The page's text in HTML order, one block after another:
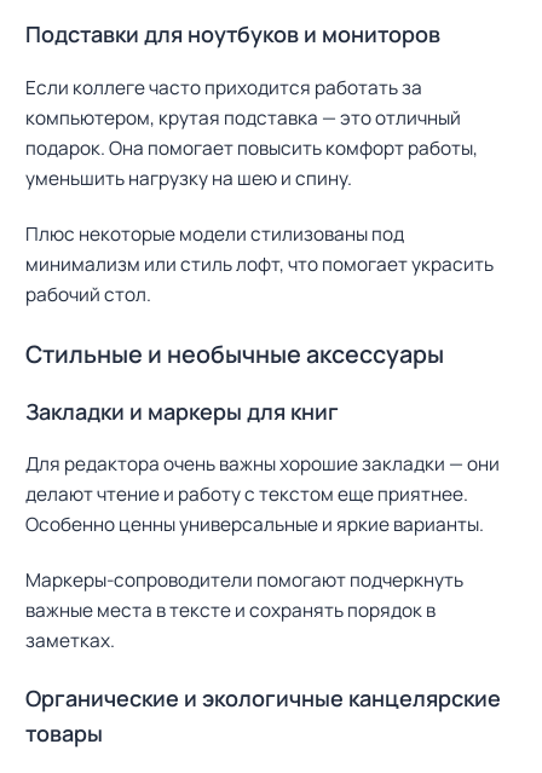
Подставки для ноутбуков и мониторов
Если коллеге часто приходится работать за
компьютером, крутая подставка — это отличный
подарок. Она помогает повысить комфорт работы,
уменьшить нагрузку на шею и спину.
Плюс некоторые модели стилизованы под
минимализм или стиль лофт, что помогает украсить
рабочий стол.
Стильные и необычные аксессуары
Закладки и маркеры для книг
Для редактора очень важны хорошие закладки — они
делают чтение и работу с текстом еще приятнее.
Особенно ценны универсальные и яркие варианты.
Маркеры-сопроводители помогают подчеркнуть
важные места в тексте и сохранять порядок в
заметках.
Органические и экологичные канцелярские
товары